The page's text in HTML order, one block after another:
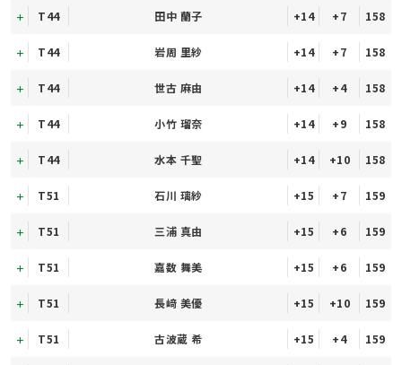
T44 田中 蘭子 +14 +7 158
T44 岩周 里紗 +14 +7 158
T44 世古 麻由 +14 +4 158
T44 小竹 瑠奈 +14 +9 158
T44 水本 千聖 +14 +10 158
T51 石川 璃紗 +15 +7 159
T51 三浦 真由 +15 +6 159
T51 嘉数 舞美 +15 +6 159
T51 長﨑 美優 +15 +10 159
T51 古波蔵 希 +15 +4 159